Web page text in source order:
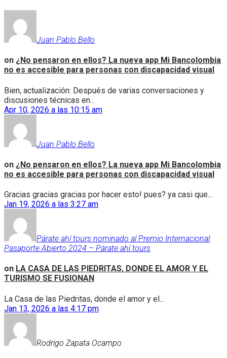
Juan Pablo Bello
on ¿No pensaron en ellos? La nueva app Mi Bancolombia
no es accesible para personas con discapacidad visual
Bien, actualización: Después de varias conversaciones y
discusiones técnicas en...
Apr 10, 2026 a las 10:15 am
Juan Pablo Bello
on ¿No pensaron en ellos? La nueva app Mi Bancolombia
no es accesible para personas con discapacidad visual
Gracias gracias gracias por hacer esto! pues? ya casi que...
Jan 19, 2026 a las 3:27 am
Párate ahí tours nominado al Premio Internacional
Pasaporte Abierto 2024 – Párate ahí tours
on LA CASA DE LAS PIEDRITAS, DONDE EL AMOR Y EL
TURISMO SE FUSIONAN
La Casa de las Piedritas, donde el amor y el...
Jan 13, 2026 a las 4:17 pm
Rodrigo Zapata Ocampo